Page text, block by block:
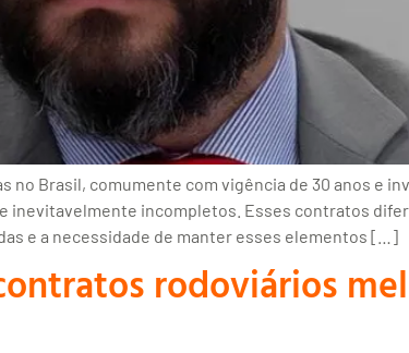
no Brasil, comumente com vigência de 30 anos e
inevitavelmente incompletos. Esses contratos
e a necessidade de manter esses elementos […]
rodoviários